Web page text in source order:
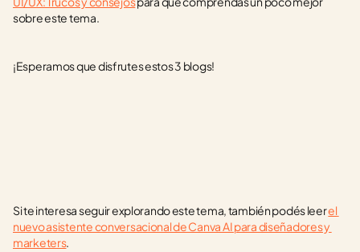
sobre este tema.
¡Esperamos que disfrutes estos 3 blogs!
Si te interesa seguir explorando este tema, también podés leer el
nuevo asistente conversacional de Canva AI para diseñadores y
marketers.